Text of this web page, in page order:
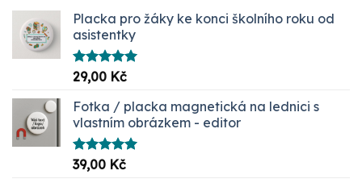
Placka pro žáky ke konci školního roku od
asistentky
Hodnocení
5.00
29,00 Kč
Fotka / placka magnetická na lednici s
vlastním obrázkem - editor
Hodnocení
5.00
39,00 Kč